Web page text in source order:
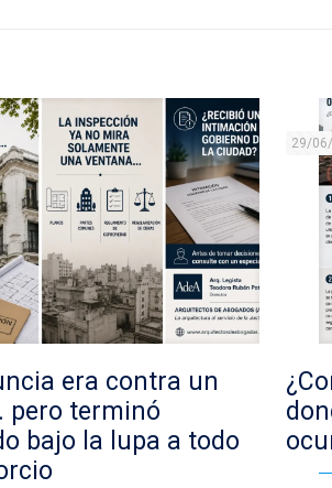
era contra un
pero terminó
bajo la lupa a todo
29/